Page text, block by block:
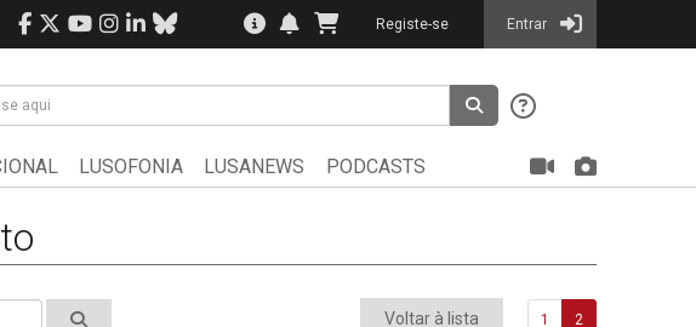
Registe-se Entrar
LUSOFONIA LUSANEWS PODCASTS
1 2
Voltar à lista